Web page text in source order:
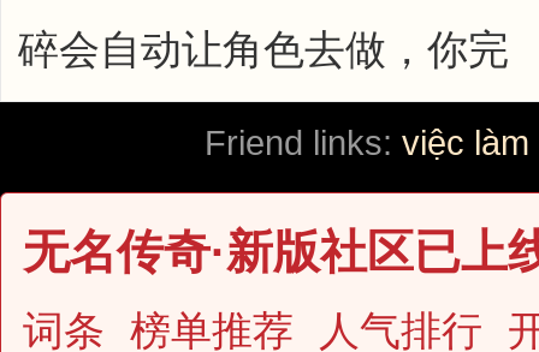
碎会自动让角色去做，你完
Friend links: việc làm
无名传奇·新版社区已上
词条 榜单推荐 人气排行